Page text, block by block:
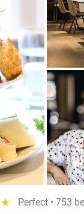
star
Perfect • 753